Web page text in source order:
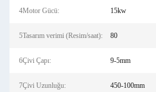
4Motor Gücü: 15kw
5Tasarım verimi (Resim/saat): 80
6Çivi Çapı: 9-5mm
7Çivi Uzunluğu: 450-100mm